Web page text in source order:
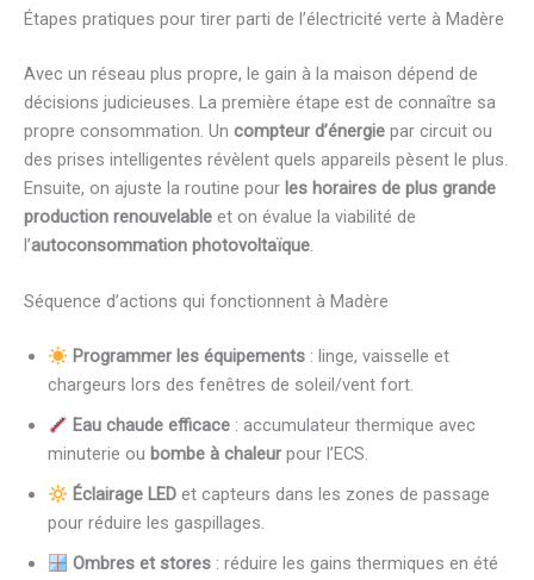
Étapes pratiques pour tirer parti de l’électricité verte à Madère
Avec un réseau plus propre, le gain à la maison dépend de
décisions judicieuses. La première étape est de connaître sa
propre consommation. Un compteur d’énergie par circuit ou
des prises intelligentes révèlent quels appareils pèsent le plus.
Ensuite, on ajuste la routine pour les horaires de plus grande
production renouvelable et on évalue la viabilité de
l’autoconsommation photovoltaïque.
Séquence d’actions qui fonctionnent à Madère
Programmer les équipements: linge, vaisselle et
chargeurs lors des fenêtres de soleil/vent fort.
Eau chaude efficace: accumulateur thermique avec
minuterie ou bombe à chaleur pour l’ECS.
Éclairage LEDet capteurs dans les zones de passage
pour réduire les gaspillages.
Ombres et stores: réduire les gains thermiques en été